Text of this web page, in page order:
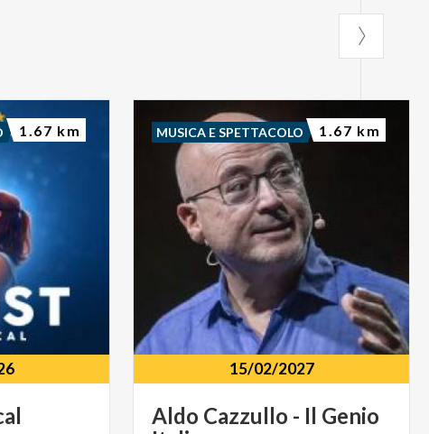
1.67 km
15/02/2027
Aldo Cazzullo - Il Genio
MUSICA E SPETTACOLO 1.67 km